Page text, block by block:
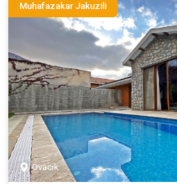
Muhafazakar Jakuzili
Ovacık